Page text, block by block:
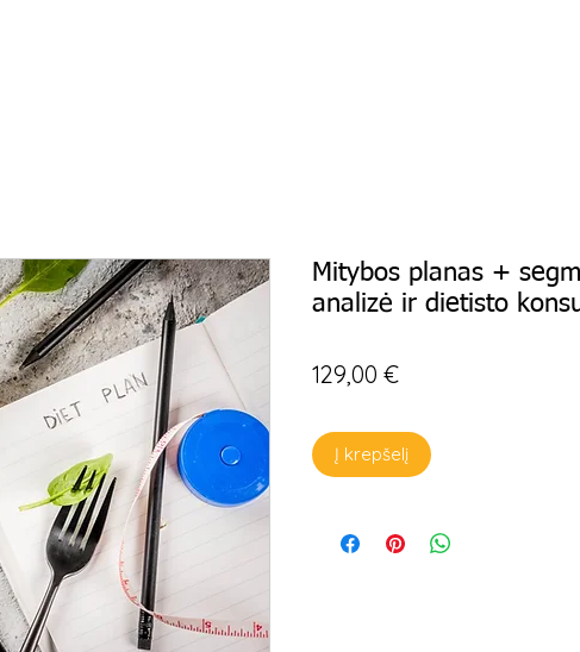
Mitybos planas +
analizė ir dietisto
129,00 €Price
Į krepšelį